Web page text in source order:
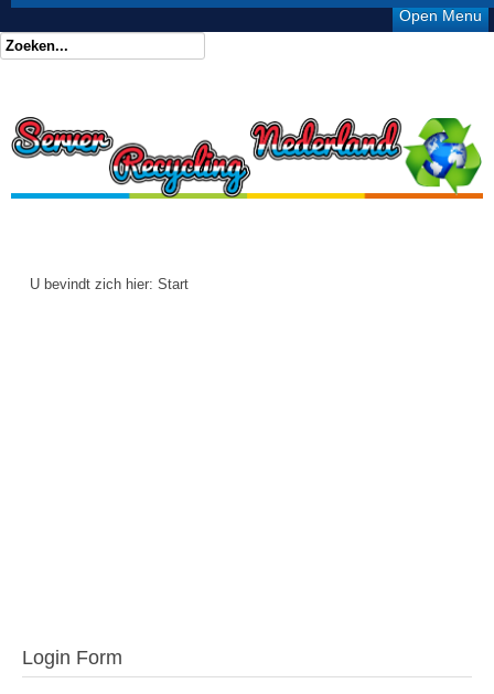
Open Menu
U bevindt zich hier: Start
Login Form